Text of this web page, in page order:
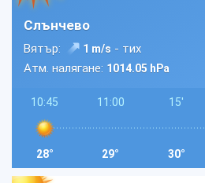
Слънчево
Вятър: 1 m/s - тих
Атм. налягане: 1014.05 hPa
10:45
28°
11:00
29°
15'
30°